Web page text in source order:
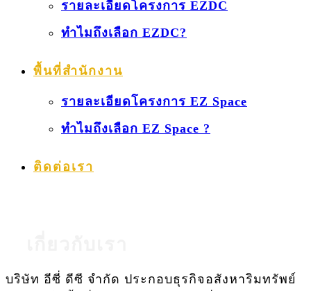
รายละเอียดโครงการ EZDC
ทำไมถึงเลือก EZDC?
พื้นที่สำนักงาน
รายละเอียดโครงการ EZ Space
ทำไมถึงเลือก EZ Space ?
ติดต่อเรา
บริษัท อีซี่ ดีซี จำกัด ประกอบธุรกิจอสังหาริมทรัพย์